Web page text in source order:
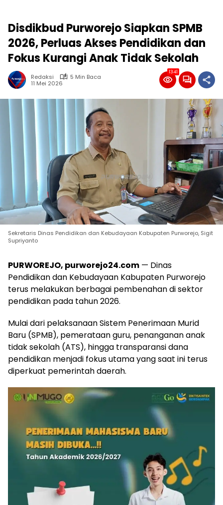
Disdikbud Purworejo Siapkan SPMB
2026, Perluas Akses Pendidikan dan
Fokus Kurangi Anak Tidak Sekolah
Redaksi
5 Min Baca
11 Mei 2026
1341
Sekretaris Dinas Pendidikan dan Kebudayaan Kabupaten Purworejo, Sigit
Supriyanto
PURWOREJO, purworejo24.com — Dinas
Pendidikan dan Kebudayaan Kabupaten Purworejo
terus melakukan berbagai pembenahan di sektor
pendidikan pada tahun 2026.
Mulai dari pelaksanaan Sistem Penerimaan Murid
Baru (SPMB), pemerataan guru, penanganan anak
tidak sekolah (ATS), hingga transparansi dana
pendidikan menjadi fokus utama yang saat ini terus
diperkuat pemerintah daerah.